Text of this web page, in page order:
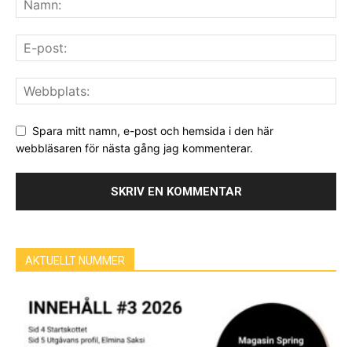
Spara mitt namn, e-post och hemsida i den här
webbläsaren för nästa gång jag kommenterar.
AKTUELLT NUMMER